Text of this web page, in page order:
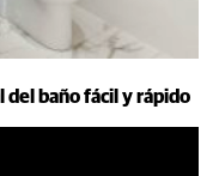
del baño fácil y rápido